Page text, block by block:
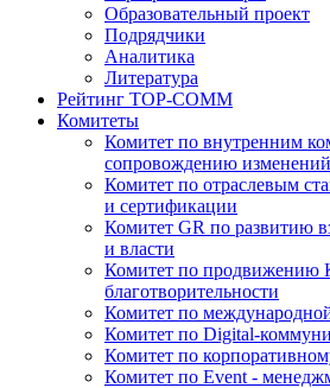
Образовательный проект
Подрядчики
Аналитика
Литература
Рейтинг TOP-COMM
Комитеты
Комитет по внутренним
сопровождению изменений
Комитет по отраслевым
и сертификации
Комитет GR по развитию
и власти
Комитет по
благотворительности
Комитет по
Комитет по Digital-
Комитет по
Комитет по Event -